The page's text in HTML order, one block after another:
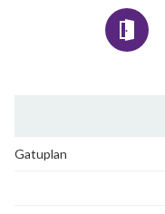
Gatuplan